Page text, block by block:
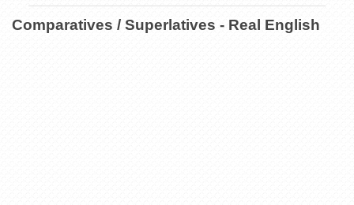
Comparatives / Superlatives - Real English